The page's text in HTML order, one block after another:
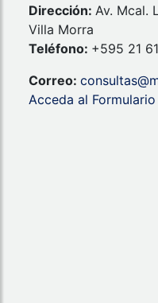
Dirección: Av. Mcal.
Villa Morra
Teléfono: +595 21
Correo:
Acceda al